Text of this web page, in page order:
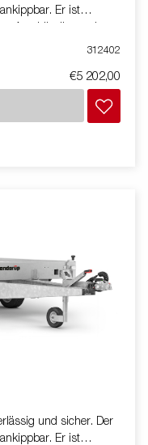
Er ist
Autohändler und
und Rampen
Fahrschienen auf
Zubehörsortiment
312402
€5 202,00
und sicher. Der
Er ist